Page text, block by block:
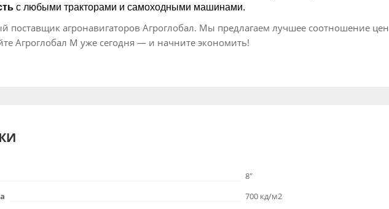
с любыми тракторами и самоходными машинами.
агронавигаторов Агроглобал. Мы предлагаем лучшее соотношение
Агроглобал М уже сегодня — и начните экономить!
8"
700 кд/м2